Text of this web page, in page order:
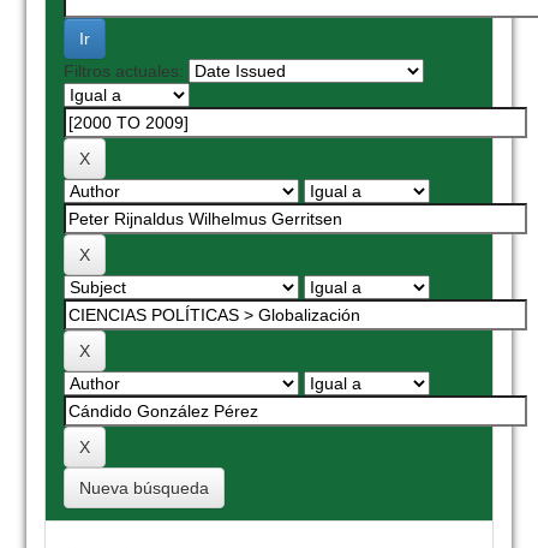
Filtros actuales:
Nueva búsqueda